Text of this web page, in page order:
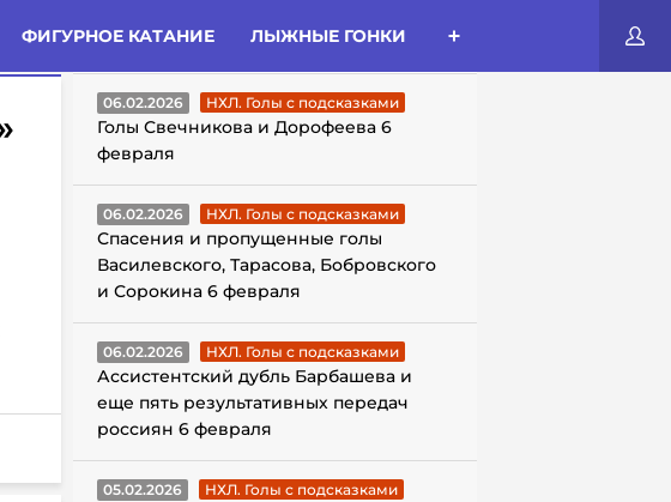
ФИГУРНОЕ КАТАНИЕ ЛЫЖНЫЕ ГОНКИ
ГОЛЫ С ПОДСКАЗКАМИ
06.02.2026 НХЛ. Голы с подсказками
Голы Свечникова и Дорофеева 6
февраля
06.02.2026 НХЛ. Голы с подсказками
Спасения и пропущенные голы
Василевского, Тарасова, Бобровского
и Сорокина 6 февраля
06.02.2026 НХЛ. Голы с подсказками
Ассистентский дубль Барбашева и
еще пять результативных передач
россиян 6 февраля
05.02.2026 НХЛ. Голы с подсказками